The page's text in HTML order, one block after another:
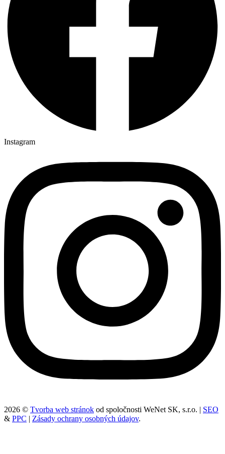
Instagram
2026 © Tvorba web stránok od spoločnosti WeNet SK, s.r.o. | SEO
& PPC | Zásady ochrany osobných údajov.